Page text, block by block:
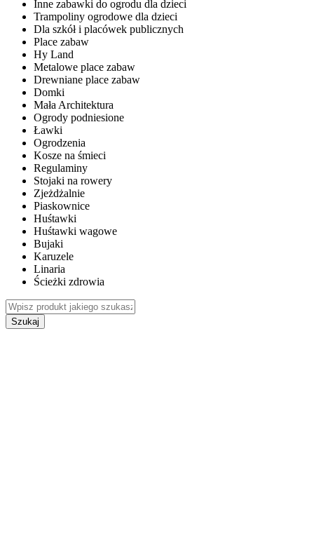
Inne zabawki do ogrodu dla dzieci
Trampoliny ogrodowe dla dzieci
Dla szkół i placówek publicznych
Place zabaw
Hy Land
Metalowe place zabaw
Drewniane place zabaw
Domki
Mała Architektura
Ogrody podniesione
Ławki
Ogrodzenia
Kosze na śmieci
Regulaminy
Stojaki na rowery
Zjeżdżalnie
Piaskownice
Huśtawki
Huśtawki wagowe
Bujaki
Karuzele
Linaria
Ścieżki zdrowia
Szukaj